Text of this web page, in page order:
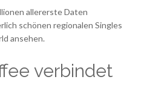
allererste Daten
schönen regionalen Singles
ansehen.
verbindet